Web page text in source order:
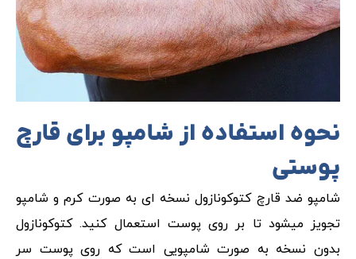
نحوه استفاده از شامپو برای قارچ
پوستی
شامپو ضد قارچ کتوکونازول نسخه ای به صورت کرم و شامپو
تجویز میشود تا بر روی پوست استعمال کنید. کتوکونازول
بدون نسخه به صورت شامپویی است که روی پوست سر